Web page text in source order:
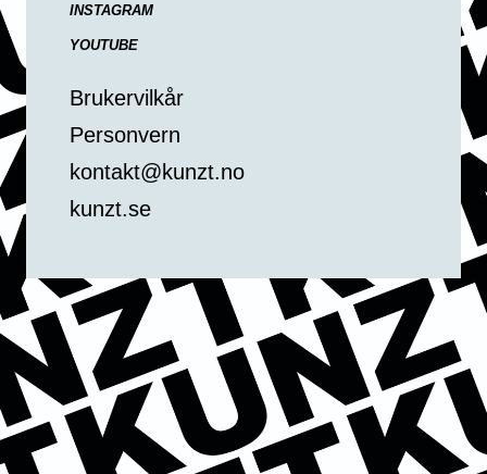
INSTAGRAM
YOUTUBE
Brukervilkår
Personvern
kontakt@kunzt.no
kunzt.se